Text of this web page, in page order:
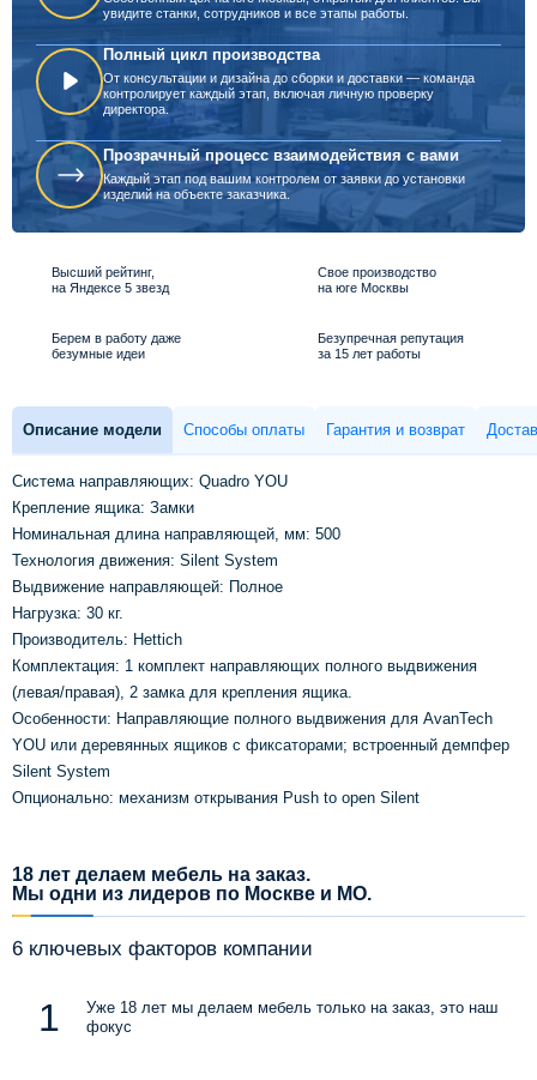
увидите станки, сотрудников и все этапы работы.
Полный цикл производства
От консультации и дизайна до сборки и доставки — команда
контролирует каждый этап, включая личную проверку
директора.
Прозрачный процесс взаимодействия с вами
Каждый этап под вашим контролем от заявки до установки
изделий на объекте заказчика.
Высший рейтинг,
на Яндексе 5 звезд
Свое производство
на юге Москвы
Берем в работу даже
безумные идеи
Безупречная репутация
за 15 лет работы
Описание модели Способы оплаты Гарантия и возврат
Система направляющих: Quadro YOU
Крепление ящика: Замки
Номинальная длина направляющей, мм: 500
Технология движения: Silent System
Выдвижение направляющей: Полное
Нагрузка: 30 кг.
Производитель: Hettich
Комплектация: 1 комплект направляющих полного выдвижения
(левая/правая), 2 замка для крепления ящика.
Особенности: Направляющие полного выдвижения для AvanTech
YOU или деревянных ящиков с фиксаторами; встроенный демпфер
Silent System
Опционально: механизм открывания Push to open Silent
18 лет делаем мебель на заказ.
Мы одни из лидеров по Москве и МО.
6 ключевых факторов компании
Уже 18 лет мы делаем мебель только на заказ, это наш
фокус